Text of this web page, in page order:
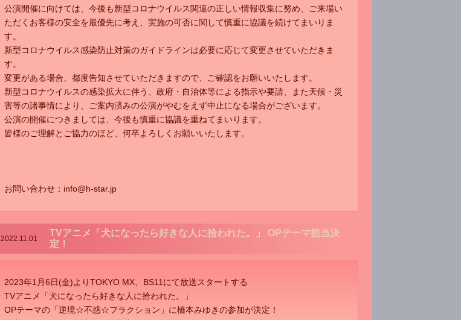
公演開催に向けては、今後も新型コロナウイルス関連の正しい情報収集に努め、ご来場い
ただくお客様の安全を最優先に考え、実施の可否に関して慎重に協議を続けてまいりま
す。
新型コロナウイルス感染防止対策のガイドラインは必要に応じて変更させていただきま
す。
変更がある場合、都度告知させていただきますので、ご確認をお願いいたします。
新型コロナウイルスの感染拡大に伴う、政府・自治体等による指示や要請、また天候・災
害等の諸事情により、ご案内済みの公演がやむをえず中止になる場合がございます。
公演の開催につきましては、今後も慎重に協議を重ねてまいります。
皆様のご理解とご協力のほど、何卒よろしくお願いいたします。
お問い合わせ：info@h-star.jp
2022.11.01
TVアニメ「犬になったら好きな人に拾われた。」 OPテーマ担当決
定！
2023年1月6日(金)よりTOKYO MX、BS11にて放送スタートする
TVアニメ「犬になったら好きな人に拾われた。」
OPテーマの「逆境☆不惑☆フラクション」に橋本みゆきの参加が決定！